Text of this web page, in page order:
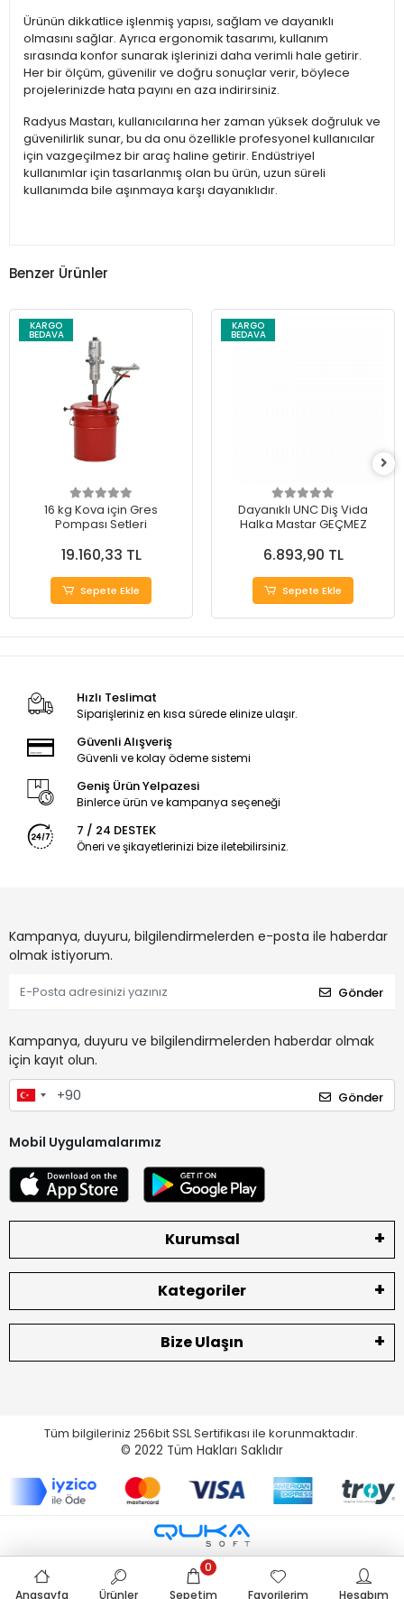
Ürünün dikkatlice işlenmiş yapısı, sağlam ve dayanıklı
olmasını sağlar. Ayrıca ergonomik tasarımı, kullanım
sırasında konfor sunarak işlerinizi daha verimli hale getirir.
Her bir ölçüm, güvenilir ve doğru sonuçlar verir, böylece
projelerinizde hata payını en aza indirirsiniz.
Radyus Mastarı, kullanıcılarına her zaman yüksek doğruluk ve
güvenilirlik sunar, bu da onu özellikle profesyonel kullanıcılar
için vazgeçilmez bir araç haline getirir. Endüstriyel
kullanımlar için tasarlanmış olan bu ürün, uzun süreli
kullanımda bile aşınmaya karşı dayanıklıdır.
Benzer Ürünler
KARGO
BEDAVA
16 kg Kova için Gres
Pompası Setleri
19.160,33 TL
Sepete Ekle
KARGO
BEDAVA
Dayanıklı UNC Diş Vida
Halka Mastar GEÇMEZ
6.893,90 TL
Sepete Ekle
Hızlı Teslimat
Siparişleriniz en kısa sürede elinize ulaşır.
Güvenli Alışveriş
Güvenli ve kolay ödeme sistemi
Geniş Ürün Yelpazesi
Binlerce ürün ve kampanya seçeneği
7 / 24 DESTEK
Öneri ve şikayetlerinizi bize iletebilirsiniz.
Kampanya, duyuru, bilgilendirmelerden e-posta ile haberdar
olmak istiyorum.
Gönder
Kampanya, duyuru ve bilgilendirmelerden haberdar olmak
için kayıt olun.
Gönder
Mobil Uygulamalarımız
Kurumsal
Kategoriler
Bize Ulaşın
Tüm bilgileriniz 256bit SSL Sertifikası ile korunmaktadır.
© 2022 Tüm Hakları Saklıdır
Anasayfa Ürünler Sepetim
0
Favorilerim
Hesabım